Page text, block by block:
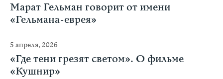
Марат Гельман говорит от имени
«Гельмана-еврея»
5 апреля, 2026
«Где тени грезят светом». О фильме
«Кушнир»